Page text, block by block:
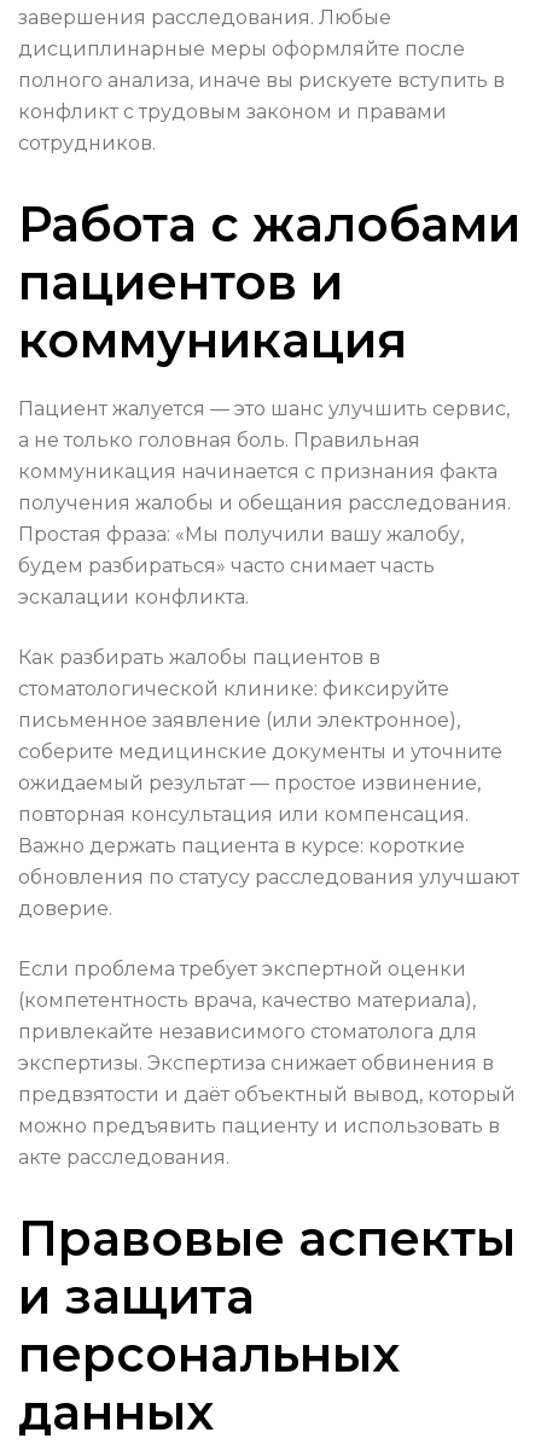
завершения расследования. Любые
дисциплинарные меры оформляйте после
полного анализа, иначе вы рискуете вступить в
конфликт с трудовым законом и правами
сотрудников.
Работа с жалобами
пациентов и
коммуникация
Пациент жалуется — это шанс улучшить сервис,
а не только головная боль. Правильная
коммуникация начинается с признания факта
получения жалобы и обещания расследования.
Простая фраза: «Мы получили вашу жалобу,
будем разбираться» часто снимает часть
эскалации конфликта.
Как разбирать жалобы пациентов в
стоматологической клинике: фиксируйте
письменное заявление (или электронное),
соберите медицинские документы и уточните
ожидаемый результат — простое извинение,
повторная консультация или компенсация.
Важно держать пациента в курсе: короткие
обновления по статусу расследования улучшают
доверие.
Если проблема требует экспертной оценки
(компетентность врача, качество материала),
привлекайте независимого стоматолога для
экспертизы. Экспертиза снижает обвинения в
предвзятости и даёт объектный вывод, который
можно предъявить пациенту и использовать в
акте расследования.
Правовые аспекты
и защита
персональных
данных